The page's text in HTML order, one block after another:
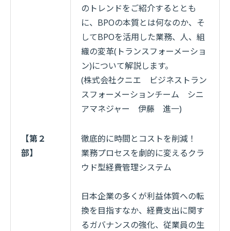
のトレンドをご紹介するととも
に、BPOの本質とは何なのか、そ
してBPOを活用した業務、人、組
織の変革(トランスフォーメーショ
ン)について解説します。
(株式会社クニエ ビジネストラン
スフォーメーションチーム シニ
アマネジャー 伊藤 進一)
【第２
部】
徹底的に時間とコストを削減！
業務プロセスを劇的に変えるクラ
ウド型経費管理システム
日本企業の多くが利益体質への転
換を目指すなか、経費支出に関す
るガバナンスの強化、従業員の生